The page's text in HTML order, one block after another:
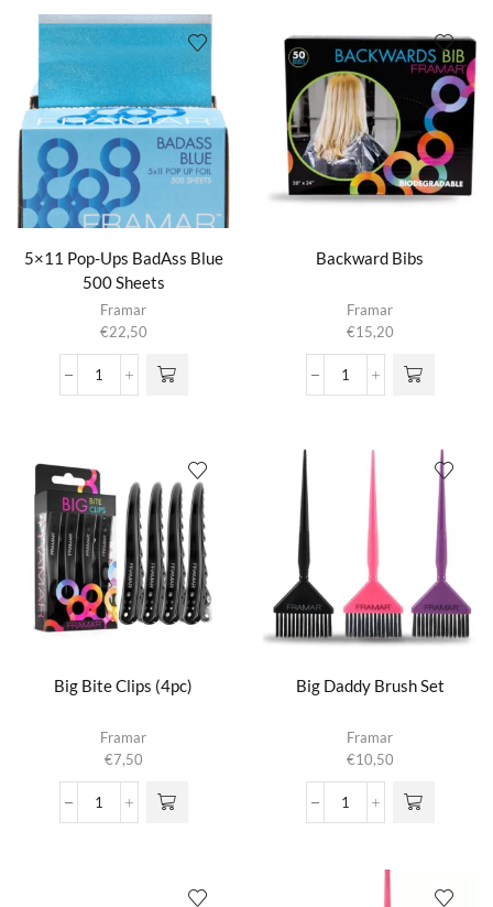
Rose
All
(500ct)
aantal
Struck
Silver
(500ct)
aantal
5×11 Pop-Ups BadAss Blue
500 Sheets
Framar
€22,50
5x11
Blue
500
Sheets
aantal
Backward Bibs
Framar
€15,20
Backward
Big Bite Clips (4pc)
Framar
€7,50
Big
Big Daddy Brush Set
Framar
€10,50
Big